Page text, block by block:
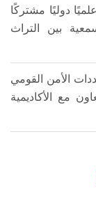
دوليًا مشتركًا
بين التراث
الأمن القومي
مع الأكاديمية